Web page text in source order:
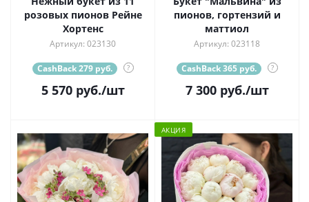
розовых пионов Рейне
Хортенс
Артикул: 023130
CashBack 279 руб. ?
5 570руб./шт
пионов, гортензий и
маттиол
Артикул: 023118
CashBack 365 руб. ?
7 300руб./шт
АКЦИЯ